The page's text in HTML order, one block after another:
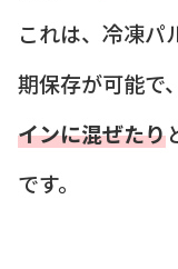
これは、冷凍パ
期保存が可能で、
インに混ぜたり
です。